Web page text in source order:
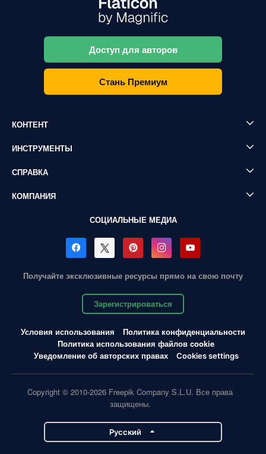
Доступ для авторов
Стань Премиум
КОНТЕНТ
ИНСТРУМЕНТЫ
СПРАВКА
КОМПАНИЯ
СОЦИАЛЬНЫЕ МЕДИА
Получайте эксклюзивные ресурсы прямо на свою почту
Зарегистрироваться
Условия использования
Политика конфиденциальности
Политика использования файлов cookie
Уведомление об авторских правах
Cookies settings
Copyright © 2010-2026 Freepik Company S.L.U. Все права
защищены.
Pусский